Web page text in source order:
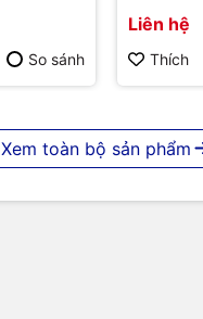
So sánh
Liên hệ
Thích
Xem toàn bộ sản phẩm